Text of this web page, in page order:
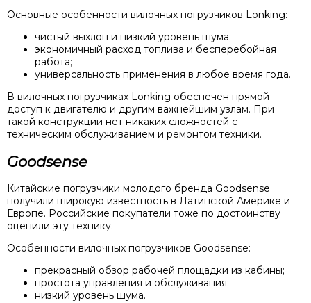
Основные особенности вилочных погрузчиков Lonking:
чистый выхлоп и низкий уровень шума;
экономичный расход топлива и бесперебойная
работа;
универсальность применения в любое время года.
В вилочных погрузчиках Lonking обеспечен прямой
доступ к двигателю и другим важнейшим узлам. При
такой конструкции нет никаких сложностей с
техническим обслуживанием и ремонтом техники.
Goodsense
Китайские погрузчики молодого бренда Goodsense
получили широкую известность в Латинской Америке и
Европе. Российские покупатели тоже по достоинству
оценили эту технику.
Особенности вилочных погрузчиков Goodsense:
прекрасный обзор рабочей площадки из кабины;
простота управления и обслуживания;
низкий уровень шума.